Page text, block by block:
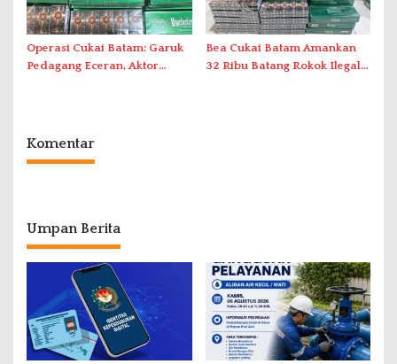
Operasi Cukai Batam: Garuk
Pedagang Eceran, Aktor
Bea Cukai Batam Amankan
32 Ribu Batang Rokok Ilegal
Komentar
Umpan Berita